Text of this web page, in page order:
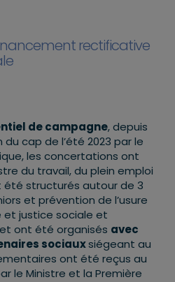
rectificative
de campagne, depuis
cap de l’été 2023 par le
les concertations ont
du travail, du plein emploi
été structurés autour de 3
et prévention de l’usure
et justice sociale et
ont été organisés avec
sociauxsiégeant au
ont été reçus au
le Ministre et la Première